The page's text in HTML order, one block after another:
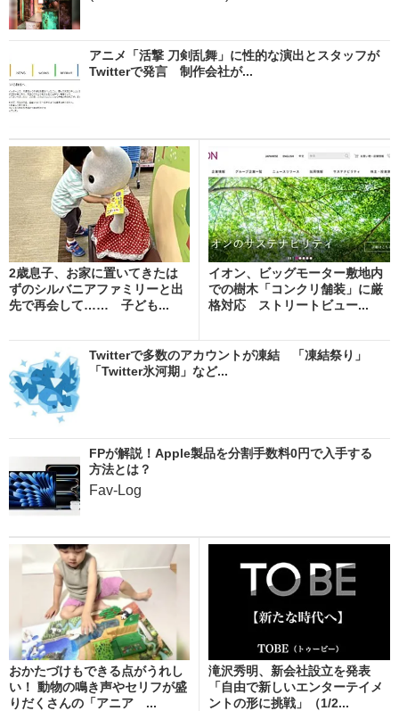
アニメ「活撃 刀剣乱舞」に性的な演出とスタッフが
Twitterで発言 制作会社が...
2歳息子、お家に置いてきたは
ずのシルバニアファミリーと出
先で再会して…… 子ども...
イオン、ビッグモーター敷地内
での樹木「コンクリ舗装」に厳
格対応 ストリートビュー...
Twitterで多数のアカウントが凍結 「凍結祭り」
「Twitter氷河期」など...
FPが解説！Apple製品を分割手数料0円で入手する
方法とは？
Fav-Log
おかたづけもできる点がうれし
い！ 動物の鳴き声やセリフが盛
りだくさんの「アニア ...
滝沢秀明、新会社設立を発表
「自由で新しいエンターテイメ
ントの形に挑戦」（1/2...